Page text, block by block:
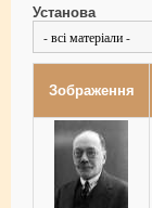
Установа
Зображення